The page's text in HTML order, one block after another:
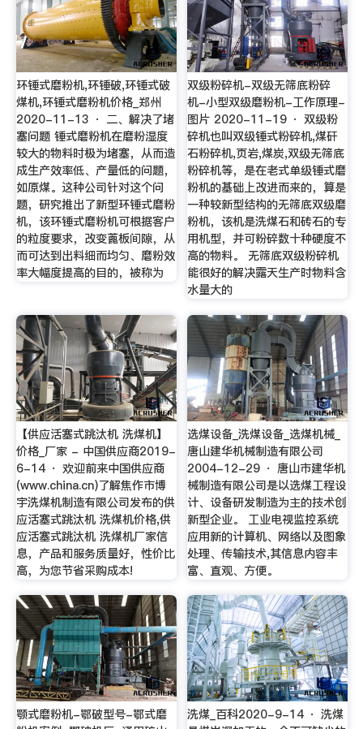
环锤式磨粉机,环锤破,环锤式破
煤机,环锤式磨粉机价格_郑州
2020-11-13 · 二、解决了堵
塞问题 锤式磨粉机在磨粉湿度
较大的物料时极为堵塞，从而造
成生产效率低、产量低的问题，
如原煤。这种公司针对这个问
题，研究推出了新型环锤式磨粉
机，该环锤式磨粉机可根据客户
的粒度要求，改变蓖板间隙，从
而可达到出料细而均匀、磨粉效
率大幅度提高的目的，被称为
双级粉碎机-双级无筛底粉碎
机-小型双级磨粉机-工作原理-
图片 2020-11-19 · 双级粉
碎机也叫双级锤式粉碎机,煤矸
石粉碎机,页岩,煤炭,双级无筛底
粉碎机等，是在老式单级锤式磨
粉机的基础上改进而来的，算是
一种较新型结构的无筛底双级磨
粉机，该机是洗煤石和砖石的专
用机型，并可粉碎数十种硬度不
高的物料。 无筛底双级粉碎机
能很好的解决露天生产时物料含
水量大的
【供应活塞式跳汰机 洗煤机】
价格_厂家 - 中国供应商2019-
6-14 · 欢迎前来中国供应商
(www.china.cn)了解焦作市博
宇洗煤机制造有限公司发布的供
应活塞式跳汰机 洗煤机价格,供
应活塞式跳汰机 洗煤机厂家信
息，产品和服务质量好，性价比
高，为您节省采购成本!
选煤设备_洗煤设备_选煤机械_
唐山建华机械制造有限公司
2004-12-29 · 唐山市建华机
械制造有限公司是以选煤工程设
计、设备研发制造为主的技术创
新型企业。 工业电视监控系统
应用新的计算机、网络以及图象
处理、传输技术,其信息内容丰
富、直观、方便。
颚式磨粉机-鄂破型号-鄂式磨
洗煤_百科2020-9-14 · 洗煤